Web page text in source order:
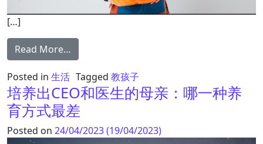
[…]
Read More…
Posted in 生活 Tagged 教孩子
培养出CEO和医生的母亲：哪一种养
育方式最差
Posted on 24/04/2023(19/04/2023)